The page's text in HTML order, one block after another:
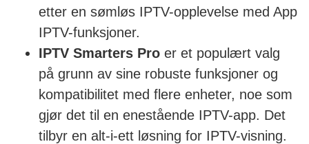
etter en sømløs IPTV-opplevelse med App
IPTV-funksjoner.
IPTV Smarters Pro er et populært valg
på grunn av sine robuste funksjoner og
kompatibilitet med flere enheter, noe som
gjør det til en enestående IPTV-app. Det
tilbyr en alt-i-ett løsning for IPTV-visning.